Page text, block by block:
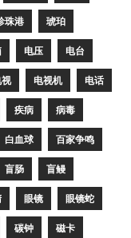
珠港 琥珀
电压 电台
电视机 电话
疾病 病毒
白血球 百家争鸣
盲肠 盲鳗
眼镜 眼镜蛇
碳钟 磁卡